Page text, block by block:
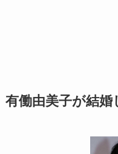
有働由美子が結婚